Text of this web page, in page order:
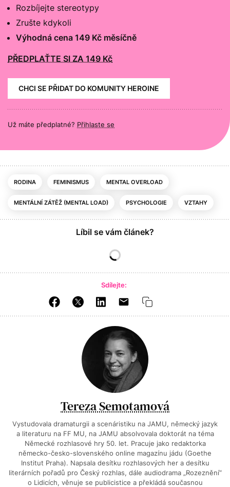
Rozbíjejte stereotypy
Zrušte kdykoli
Výhodná cena 149 Kč měsíčně
PŘEDPLAŤTE SI ZA 149 Kč
CHCI SE PŘIDAT DO KOMUNITY HEROINE
Už máte předplatné? Přihlaste se
RODINA FEMINISMUS MENTAL OVERLOAD
MENTÁLNÍ ZÁTĚŽ (MENTAL LOAD) PSYCHOLOGIE VZTAHY
Líbil se vám článek?
Sdílejte:
Tereza Semotamová
Vystudovala dramaturgii a scenáristiku na JAMU, německý jazyk
a literaturu na FF MU, na JAMU absolvovala doktorát na téma
Německé rozhlasové hry 50. let. Pracuje jako redaktorka
německo-česko-slovenského online magazínu jádu (Goethe
Institut Praha). Napsala desítku rozhlasových her a desítku
literárních pořadů pro Český rozhlas, dále audiodrama „Rozeznění“
o Lidicích, věnuje se publicistice a překládá současnou